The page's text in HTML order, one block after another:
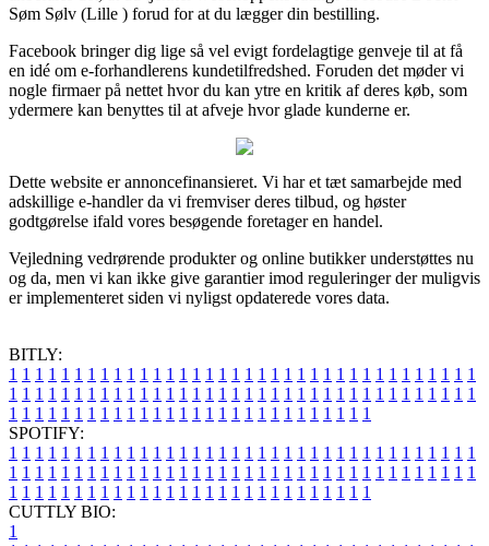
Søm Sølv (Lille ) forud for at du lægger din bestilling.
Facebook bringer dig lige så vel evigt fordelagtige genveje til at få
en idé om e-forhandlerens kundetilfredshed. Foruden det møder vi
nogle firmaer på nettet hvor du kan ytre en kritik af deres køb, som
ydermere kan benyttes til at afveje hvor glade kunderne er.
Dette website er annoncefinansieret. Vi har et tæt samarbejde med
adskillige e-handler da vi fremviser deres tilbud, og høster
godtgørelse ifald vores besøgende foretager en handel.
Vejledning vedrørende produkter og online butikker understøttes nu
og da, men vi kan ikke give garantier imod reguleringer der muligvis
er implementeret siden vi nyligst opdaterede vores data.
BITLY:
1 1 1 1 1 1 1 1 1 1 1 1 1 1 1 1 1 1 1 1 1 1 1 1 1 1 1 1 1 1 1 1 1 1 1 1
1 1 1 1 1 1 1 1 1 1 1 1 1 1 1 1 1 1 1 1 1 1 1 1 1 1 1 1 1 1 1 1 1 1 1 1
1 1 1 1 1 1 1 1 1 1 1 1 1 1 1 1 1 1 1 1 1 1 1 1 1 1 1 1
SPOTIFY:
1 1 1 1 1 1 1 1 1 1 1 1 1 1 1 1 1 1 1 1 1 1 1 1 1 1 1 1 1 1 1 1 1 1 1 1
1 1 1 1 1 1 1 1 1 1 1 1 1 1 1 1 1 1 1 1 1 1 1 1 1 1 1 1 1 1 1 1 1 1 1 1
1 1 1 1 1 1 1 1 1 1 1 1 1 1 1 1 1 1 1 1 1 1 1 1 1 1 1 1
CUTTLY BIO:
1